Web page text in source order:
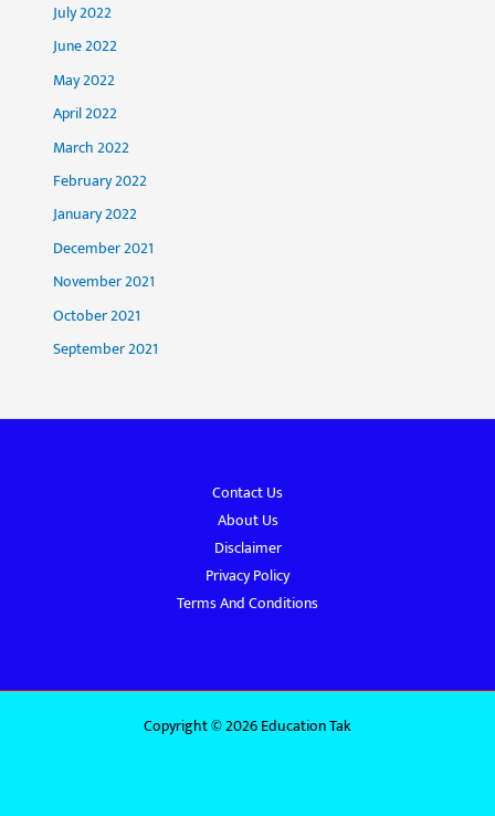
July 2022
June 2022
May 2022
April 2022
March 2022
February 2022
January 2022
December 2021
November 2021
October 2021
September 2021
Contact Us
About Us
Disclaimer
Privacy Policy
Terms And Conditions
Copyright © 2026 Education Tak